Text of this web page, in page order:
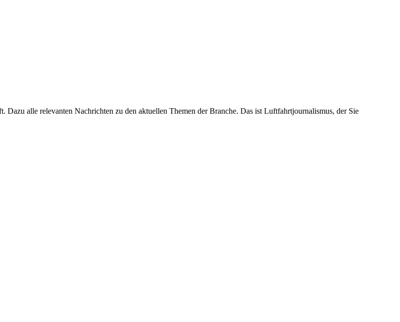
alle relevanten Nachrichten zu den aktuellen Themen der Branche. Das ist Luftfahrtjournalismus, der Sie